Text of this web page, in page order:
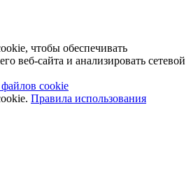
чтобы обеспечивать
веб-сайта и анализировать сетевой
cookie
Правила использования